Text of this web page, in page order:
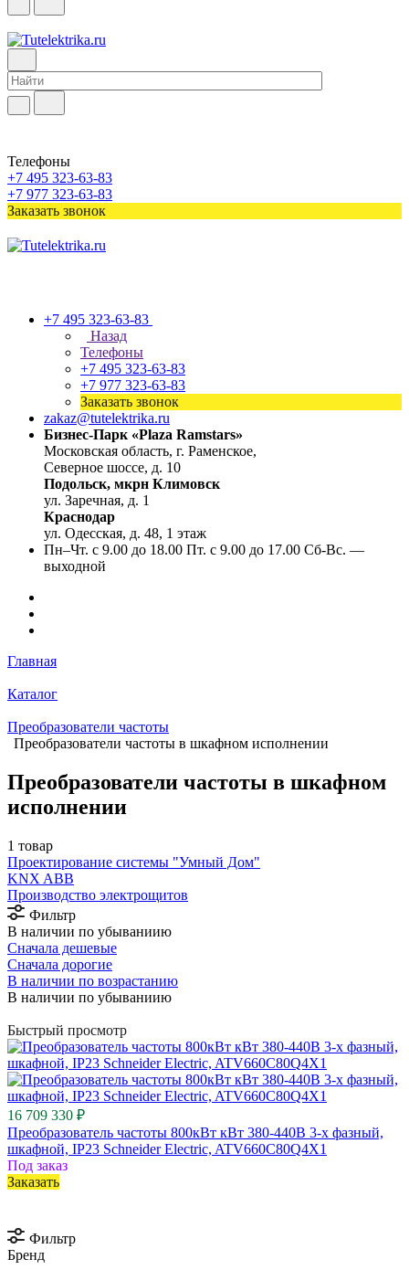
Телефоны
+7 495 323-63-83
+7 977 323-63-83
Заказать звонок
+7 495 323-63-83
Назад
Телефоны
+7 495 323-63-83
+7 977 323-63-83
Заказать звонок
zakaz@tutelektrika.ru
Бизнес-Парк «Plaza Ramstars»
Московская область, г. Раменское,
Северное шоссе, д. 10
Подольск, мкрн Климовск
ул. Заречная, д. 1
Краснодар
ул. Одесская, д. 48, 1 этаж
Пн–Чт. с 9.00 до 18.00 Пт. с 9.00 до 17.00 Сб-Вс. —
выходной
Главная
Каталог
Преобразователи частоты
Преобразователи частоты в шкафном исполнении
Преобразователи частоты в шкафном
исполнении
1 товар
Проектирование системы "Умный Дом"
⁠KNX ABB
Производство электрощитов
Фильтр
В наличии по убываниию
Сначала дешевые
Сначала дорогие
В наличии по возрастанию
В наличии по убываниию
Быстрый просмотр
16 709 330 ₽
Преобразователь частоты 800кВт кВт 380-440В 3-х фазный,
шкафной, IP23 Schneider Electric, ATV660C80Q4X1
Под заказ
Заказать
Фильтр
Бренд